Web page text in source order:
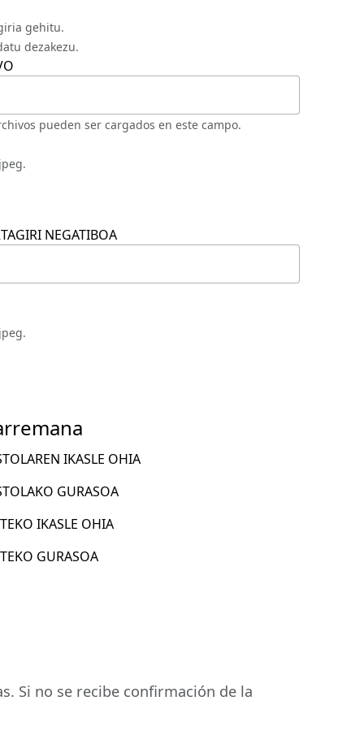
gehitu.
dezakezu.
pueden ser cargados en este campo.
NEGATIBOA
IKASLE OHIA
GURASOA
IKASLE OHIA
GURASOA
Si no se recibe confirmación de la